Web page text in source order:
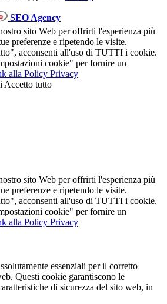
SEO Agency
sito Web per offrirti l'esperienza più
preferenze e ripetendo le visite.
acconsenti all'uso di TUTTI i cookie.
cookie" per fornire un
alla Policy Privacy
Accetto tutto
sito Web per offrirti l'esperienza più
preferenze e ripetendo le visite.
acconsenti all'uso di TUTTI i cookie.
cookie" per fornire un
alla Policy Privacy
essenziali per il corretto
Questi cookie garantiscono le
di sicurezza del sito web, in